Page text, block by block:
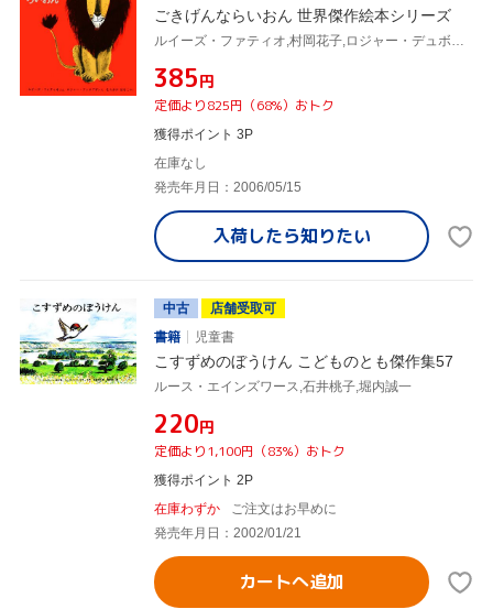
ごきげんならいおん 世界傑作絵本シリーズ
ルイーズ・ファティオ,村岡花子,ロジャー・デュボアザン
¥385円
定価より825円（68%）おトク
獲得ポイント 3P
在庫なし
発売年月日：2006/05/15
入荷したら知りたい
中古
店舗受取可
書籍
児童書
こすずめのぼうけん こどものとも傑作集57
ルース・エインズワース,石井桃子,堀内誠一
¥220円
定価より1,100円（83%）おトク
獲得ポイント 2P
在庫わずか
ご注文はお早めに
発売年月日：2002/01/21
カートへ追加